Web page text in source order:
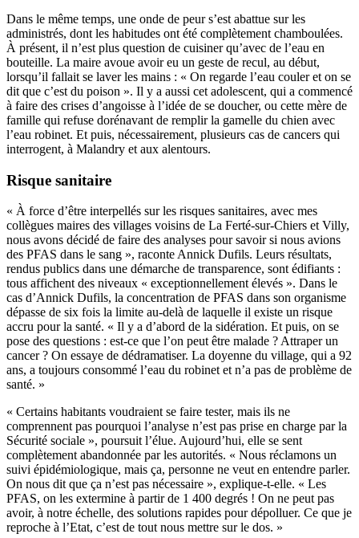
Dans le même temps, une onde de peur s’est abattue sur les
administrés, dont les habitudes ont été complètement chamboulées.
À présent, il n’est plus question de cuisiner qu’avec de l’eau en
bouteille. La maire avoue avoir eu un geste de recul, au début,
lorsqu’il fallait se laver les mains : « On regarde l’eau couler et on se
dit que c’est du poison ». Il y a aussi cet adolescent, qui a commencé
à faire des crises d’angoisse à l’idée de se doucher, ou cette mère de
famille qui refuse dorénavant de remplir la gamelle du chien avec
l’eau robinet. Et puis, nécessairement, plusieurs cas de cancers qui
interrogent, à Malandry et aux alentours.
Risque sanitaire
« À force d’être interpellés sur les risques sanitaires, avec mes
collègues maires des villages voisins de La Ferté-sur-Chiers et Villy,
nous avons décidé de faire des analyses pour savoir si nous avions
des PFAS dans le sang », raconte Annick Dufils. Leurs résultats,
rendus publics dans une démarche de transparence, sont édifiants :
tous affichent des niveaux « exceptionnellement élevés ». Dans le
cas d’Annick Dufils, la concentration de PFAS dans son organisme
dépasse de six fois la limite au-delà de laquelle il existe un risque
accru pour la santé. « Il y a d’abord de la sidération. Et puis, on se
pose des questions : est-ce que l’on peut être malade ? Attraper un
cancer ? On essaye de dédramatiser. La doyenne du village, qui a 92
ans, a toujours consommé l’eau du robinet et n’a pas de problème de
santé. »
« Certains habitants voudraient se faire tester, mais ils ne
comprennent pas pourquoi l’analyse n’est pas prise en charge par la
Sécurité sociale », poursuit l’élue. Aujourd’hui, elle se sent
complètement abandonnée par les autorités. « Nous réclamons un
suivi épidémiologique, mais ça, personne ne veut en entendre parler.
On nous dit que ça n’est pas nécessaire », explique-t-elle. « Les
PFAS, on les extermine à partir de 1 400 degrés ! On ne peut pas
avoir, à notre échelle, des solutions rapides pour dépolluer. Ce que je
reproche à l’Etat, c’est de tout nous mettre sur le dos. »